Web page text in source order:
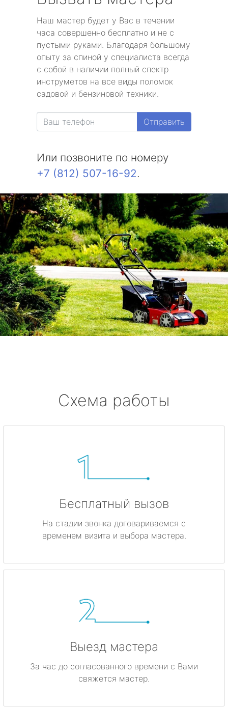
Наш мастер будет у Вас в течении
часа совершенно бесплатно и не с
пустыми руками. Благодаря большому
опыту за спиной у специалиста всегда
с собой в наличии полный спектр
инструметов на все виды поломок
садовой и бензиновой техники.
Отправить
Или позвоните по номеру
+7 (812) 507-16-92.
Схема работы
Бесплатный вызов
На стадии звонка договариваемся с
временем визита и выбора мастера.
Выезд мастера
За час до согласованного времени с Вами
свяжется мастер.